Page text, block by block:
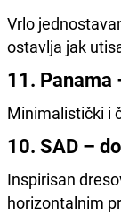
Vrlo
ostavlja jak
11. Panama
Minimalistički i
10. SAD –
Inspirisan
horizontalnim